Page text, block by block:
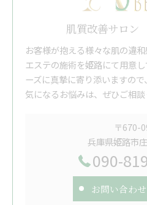
肌質改善サロ
お客様が抱える様々な肌の違
エステの施術を姫路にて用意
ーズに真摯に寄り添いますの
気になるお悩みは、ぜひご相談
〒670-
兵庫県姫路市
090-
お問い合わ